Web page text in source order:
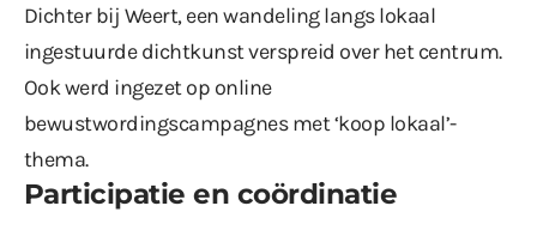
Dichter bij Weert, een wandeling langs lokaal
ingestuurde dichtkunst verspreid over het centrum.
Ook werd ingezet op online
bewustwordingscampagnes met ‘koop lokaal’-
thema.
Participatie en coördinatie